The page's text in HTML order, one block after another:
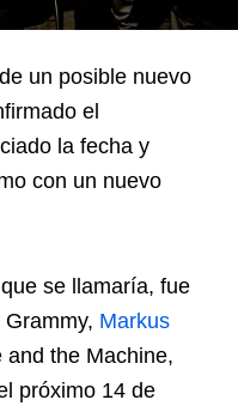
un posible nuevo
el
la fecha y
con un nuevo
que se llamaría, fue
Markus
and the Machine,
próximo 14 de